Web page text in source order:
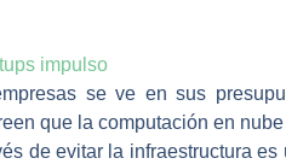
se ve en sus
que la computación en
de evitar la infraestructura